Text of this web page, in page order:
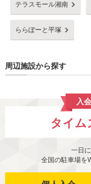
テラスモール湘南
ららぽーと平塚
周辺施設から探す
入
タイム
一日
全国の駐車場を